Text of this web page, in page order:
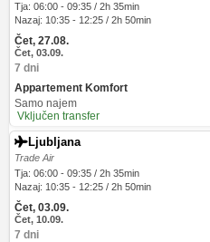
Tja: 06:00 - 09:35 / 2h 35min
Nazaj: 10:35 - 12:25 / 2h 50min
Čet, 27.08.
Čet, 03.09.
7 dni
Appartement Komfort
Samo najem
Vključen transfer
Ljubljana
Trade Air
Tja: 06:00 - 09:35 / 2h 35min
Nazaj: 10:35 - 12:25 / 2h 50min
Čet, 03.09.
Čet, 10.09.
7 dni